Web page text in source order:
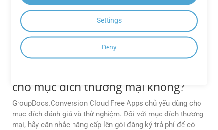
GroupDocs cung cấp hỗ trợ kỹ thuật cho người dùng Ứng
dụng miễn phí để giúp giải quyết mọi sự cố hoặc trả lời các
câu hỏi liên quan đến nền tảng GroupDocs.Conversion
Cloud.
Tôi có thể sử dụng ứng dụng miễn
cho mục đích thương mại không?
GroupDocs.Conversion Cloud Free Apps chủ yếu dùng cho
mục đích đánh giá và thử nghiệm. Đối với mục đích thương
mại, hãy cân nhắc nâng cấp lên gói đăng ký trả phí để có
Settings
Deny